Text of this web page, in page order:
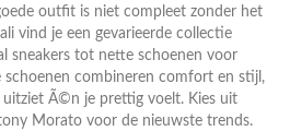
outfit is niet compleet zonder het
vind je een gevarieerde collectie
sneakers tot nette schoenen voor
schoenen combineren comfort en stijl,
uitziet Ã©n je prettig voelt. Kies uit
Morato voor de nieuwste trends.